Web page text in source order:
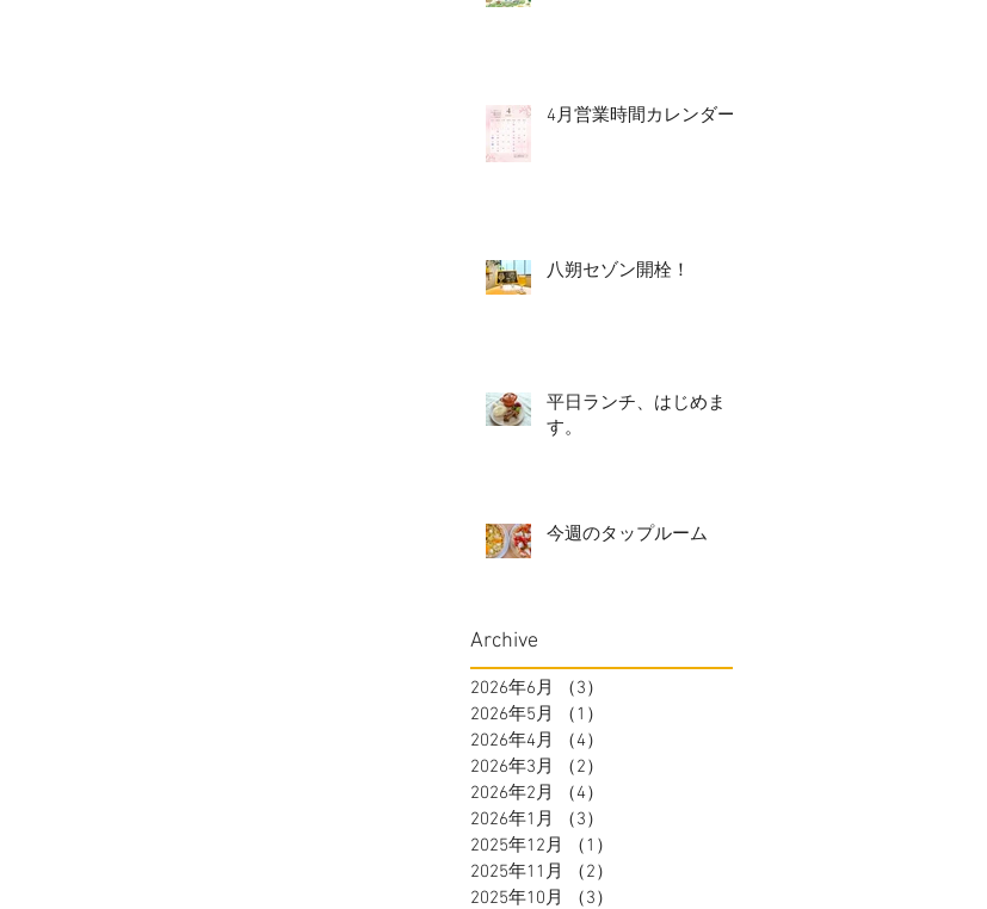
4月営業時間カレンダー
八朔セゾン開栓！
平日ランチ、はじめま
す。
今週のタップルーム
Archive
2026年6月 （3）
2026年5月
（1）
2026年4月
（4）
2026年3月
（2）
2026年2月
（4）
2026年1月
（3）
2025年12月
（1）
2025年11月
（2）
2025年10月
（3）